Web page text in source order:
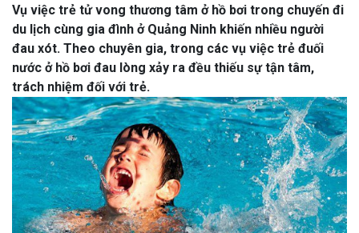
Vụ việc trẻ tử vong thương tâm ở hồ bơi trong chuyến đi
du lịch cùng gia đình ở Quảng Ninh khiến nhiều người
đau xót. Theo chuyên gia, trong các vụ việc trẻ đuối
nước ở hồ bơi đau lòng xảy ra đều thiếu sự tận tâm,
trách nhiệm đối với trẻ.